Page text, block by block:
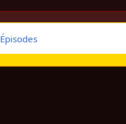
Épisodes